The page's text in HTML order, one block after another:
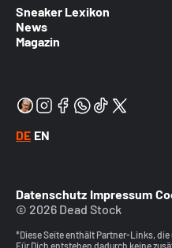
Sneaker Lexikon
News
Magazin
DE EN
Datenschutz Impressum
© 2026 Dead Stock
*Diese Seite enthält Partner-Links,
Für Dich entstehen dadurch keine